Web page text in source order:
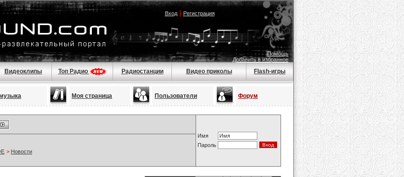
Вход| Регистрация
Помощь
Добавить в избранное
Видеоклипы Топ Радио Радиостанции Видео приколы Flash-игры
Моя страница Пользователи Форум
Имя
Пароль
> Новости